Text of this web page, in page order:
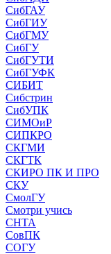
СибГАУ
СибГИУ
СибГМУ
СибГУ
СибГУТИ
СибГУФК
СИБИТ
Сибстрин
СибУПК
СИМОиР
СИПКРО
СКГМИ
СКГТК
СКИРО ПК И ПРО
СКУ
СмолГУ
Смотри учись
СНТА
СовПК
СОГУ